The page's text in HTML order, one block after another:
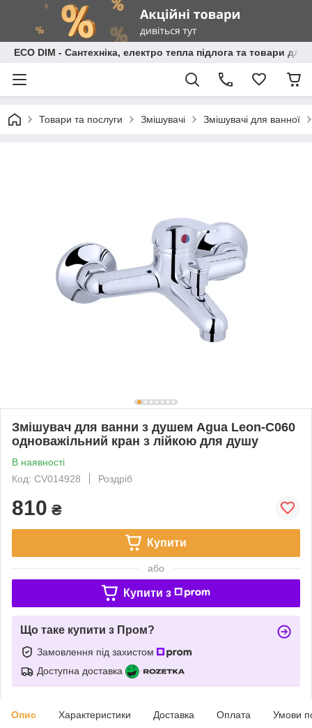
ECO DIM - Сантехніка, електро тепла підлога та товари для
Товари та послуги Змішувачі Змішувачі для ванної
Змішувач для ванни з душем Agua Leon-C060
одноважільний кран з лійкою для душу
В наявності
Код: CV014928
Роздріб
810 ₴
Купити
або
Купити з
Що таке купити з Пром?
Замовлення під захистом
Доступна доставка
Опис Характеристики Доставка Оплата Умови